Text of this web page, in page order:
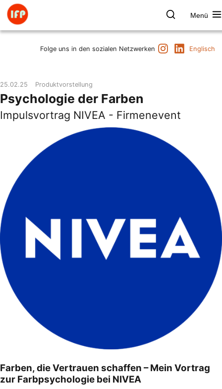
Zum
Inhalt
springen
Farbpsychologie
Menü
Vorträge & Publikationen
Institut
Folge uns in den sozialen Netzwerken
InstagramLinkedIn
Englisch
25.02.25 Produktvorstellung
Psychologie der Farben
Impulsvortrag NIVEA - Firmenevent
Farben, die Vertrauen schaffen – Mein Vortrag
zur Farbpsychologie bei NIVEA